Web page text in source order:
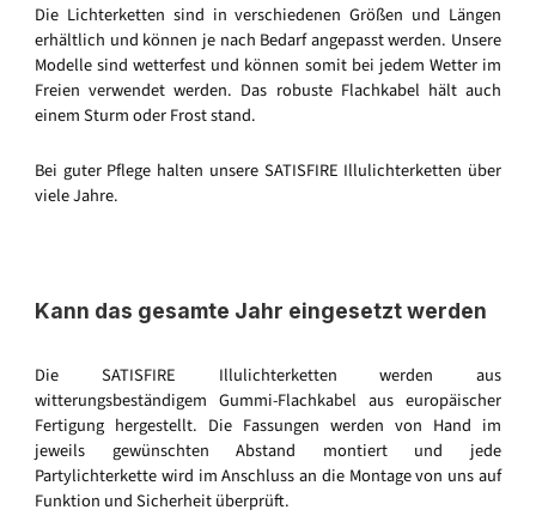
Die Lichterketten sind in verschiedenen Größen und Längen
erhältlich und können je nach Bedarf angepasst werden. Unsere
Modelle sind wetterfest und können somit bei jedem Wetter im
Freien verwendet werden. Das robuste Flachkabel hält auch
einem Sturm oder Frost stand.
Bei guter Pflege halten unsere SATISFIRE Illulichterketten über
viele Jahre.
Kann das gesamte Jahr eingesetzt werden
Die SATISFIRE Illulichterketten werden aus
witterungsbeständigem Gummi-Flachkabel aus europäischer
Fertigung hergestellt. Die Fassungen werden von Hand im
jeweils gewünschten Abstand montiert und jede
Partylichterkette wird im Anschluss an die Montage von uns auf
Funktion und Sicherheit überprüft.